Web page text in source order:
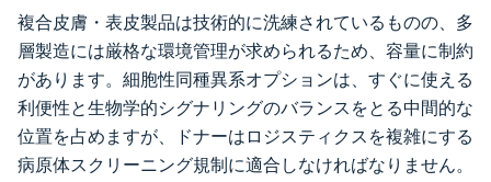
複合皮膚・表皮製品は技術的に洗練されているものの、多
層製造には厳格な環境管理が求められるため、容量に制約
があります。細胞性同種異系オプションは、すぐに使える
利便性と生物学的シグナリングのバランスをとる中間的な
位置を占めますが、ドナーはロジスティクスを複雑にする
病原体スクリーニング規制に適合しなければなりません。